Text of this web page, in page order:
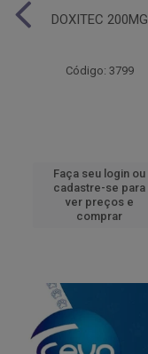
DOXITEC 200MG
Código: 3799
Faça seu login ou
cadastre-se para
ver preços e
comprar